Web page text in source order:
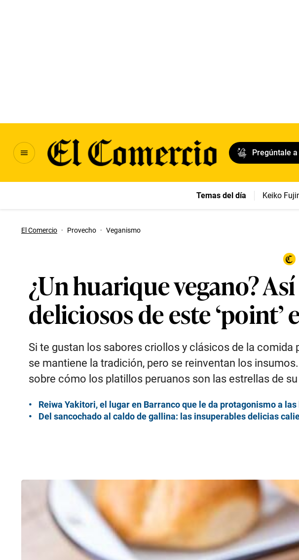
Pregúntale
Temas del día Keiko
El Comercio · Provecho · Veganismo
¿Un huarique vegano?
deliciosos de este ‘point’
Si te gustan los sabores criollos y clásicos de la
se mantiene la tradición, pero se reinventan los
sobre cómo los platillos peruanos son las estrellas de
Reiwa Yakitori, el lugar en Barranco que le da protagonismo a
Del sancochado al caldo de gallina: las insuperables delicias